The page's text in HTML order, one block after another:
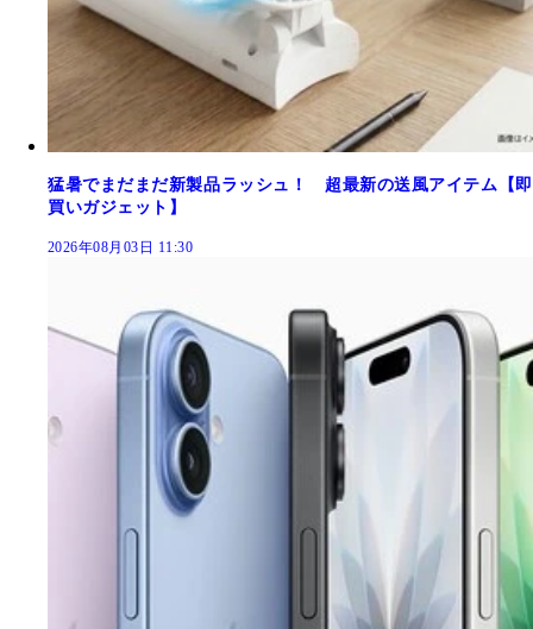
猛暑でまだまだ新製品ラッシュ！ 超最新の送風アイテム【即
買いガジェット】
2026年08月03日 11:30